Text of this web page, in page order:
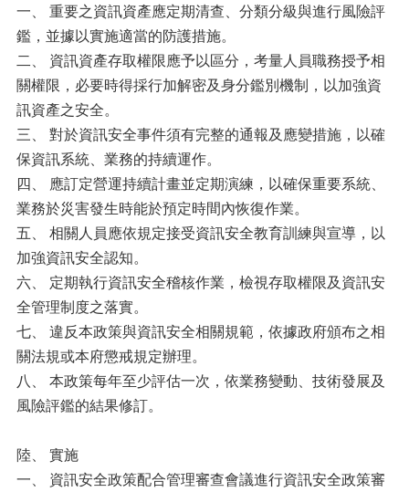
結
消
除
一
切
形
式
種
族
歧
視
國
際
公
約
(ICERD)
專
區
English
Việt
Bahasa
一、 重要之資訊資產應定期清查、分類分級與進行風險評
鑑，並據以實施適當的防護措施。
二、 資訊資產存取權限應予以區分，考量人員職務授予相
關權限，必要時得採行加解密及身分鑑別機制，以加強資
訊資產之安全。
三、 對於資訊安全事件須有完整的通報及應變措施，以確
保資訊系統、業務的持續運作。
四、 應訂定營運持續計畫並定期演練，以確保重要系統、
業務於災害發生時能於預定時間內恢復作業。
五、 相關人員應依規定接受資訊安全教育訓練與宣導，以
加強資訊安全認知。
六、 定期執行資訊安全稽核作業，檢視存取權限及資訊安
全管理制度之落實。
七、 違反本政策與資訊安全相關規範，依據政府頒布之相
關法規或本府懲戒規定辦理。
八、 本政策每年至少評估一次，依業務變動、技術發展及
風險評鑑的結果修訂。
陸、 實施
一、 資訊安全政策配合管理審查會議進行資訊安全政策審